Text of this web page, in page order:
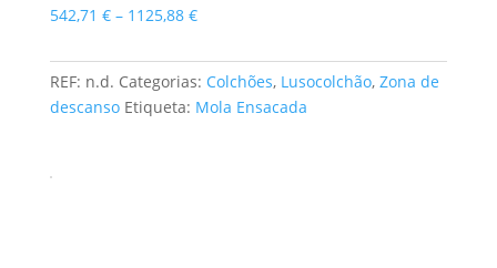
542,71 € – 1125,88 €Price
542,71 €
through
1125,88 €
REF: n.d. Categorias: Colchões, Lusocolchão, Zona de
descanso Etiqueta: Mola Ensacada